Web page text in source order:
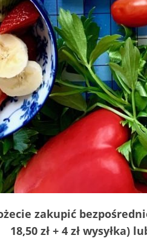
zakupić
18,50 zł + 4 zł wysyłka)